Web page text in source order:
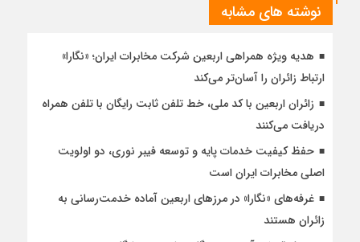
نوشته های مشابه
هدیه ویژه همراهی اربعین شرکت مخابرات ایران؛ «نگارا»
ارتباط زائران را آسان‌تر می‌کند
زائران اربعین با کد ملی، خط تلفن ثابت رایگان با تلفن همراه
دریافت می‌کنند
حفظ کیفیت خدمات پایه و توسعه فیبر نوری، دو اولویت
اصلی مخابرات ایران است
غرفه‌های «نگارا» در مرزهای اربعین آماده خدمت‌رسانی به
زائران هستند